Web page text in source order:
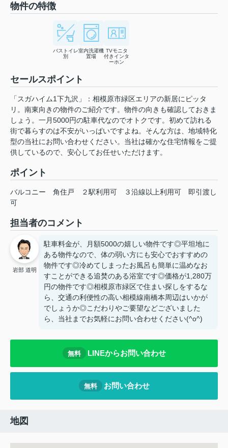
物件の特徴
バストイレ
別
室内洗濯機
置場
TVモニタ
付きインタ
ーホン
セールスポイント
「スガハイム1下九沢」：相模原市緑区エリアの新居にピッタ
リ。南東向きの物件のご紹介です。物件の向きも確認しておきま
しょう。一月5000円の駐車代なのでオトクです。初めて訪れる
街で暮らすのは不安がいっぱいですよね。そんな方は、地域特化
型の当社にお問い合わせください。当社は確かな住宅情報をご提
供しているので、安心してお任せいただけます。
ポイント
バルコニー 角住戸 ２駅利用可 ３沿線以上利用可
即引渡し
可
担当者のコメント
岩部 道明
駐車料金が、月額5000の嬉しい物件です◎平坦地に
ある物件なので、体の弱い方にも安心でおすすめの
物件です◎冷めてしまったお風呂も簡単に温めなお
すことができる追焚のある浴室です◎価格が1,280万
円の物件です◎相模原市緑区で住まい探しをするな
ら、交通の利便性の高い相模線南橋本周辺はいかが
でしょうか◎こだわりやご要望などございました
ら、当社までお気軽にお問い合わせください(^o^)
無料 LINEからお問い合わせ
無料 お問い合わせ
地図